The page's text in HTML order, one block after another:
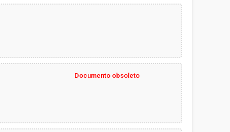
€ 975.000,00
Documento obsoleto